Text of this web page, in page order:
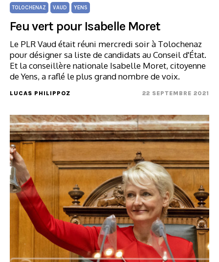
TOLOCHENAZ VAUD YENS
Feu vert pour Isabelle Moret
Le PLR Vaud était réuni mercredi soir à Tolochenaz
pour désigner sa liste de candidats au Conseil d'État.
Et la conseillère nationale Isabelle Moret, citoyenne
de Yens, a raflé le plus grand nombre de voix.
LUCAS PHILIPPOZ 22 SEPTEMBRE 2021